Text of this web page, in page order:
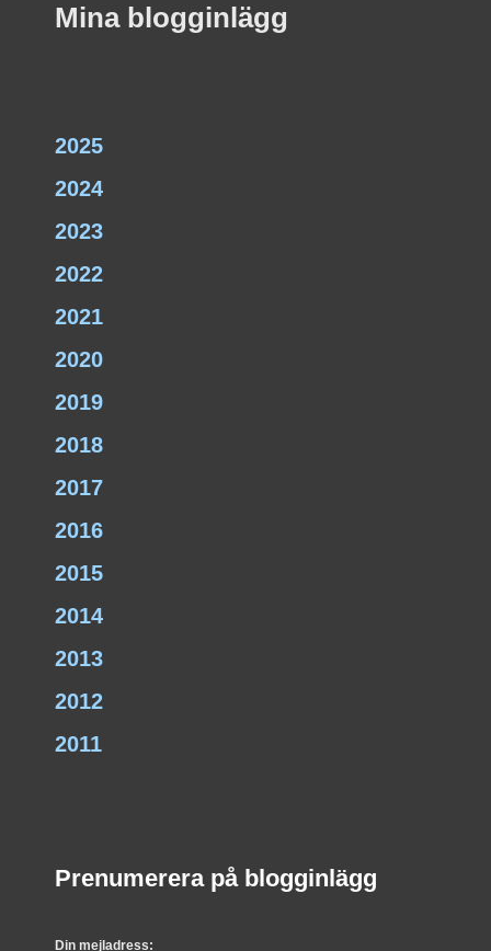
Mina blogginlägg
2025
2024
2023
2022
2021
2020
2019
2018
2017
2016
2015
2014
2013
2012
2011
Prenumerera på blogginlägg
Din mejladress: